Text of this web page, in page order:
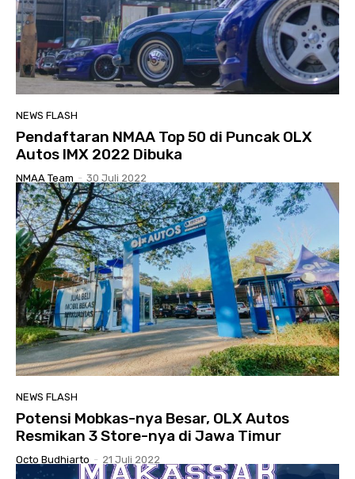
NEWS FLASH
Pendaftaran NMAA Top 50 di Puncak OLX
Autos IMX 2022 Dibuka
NMAA Team - 30 Juli 2022
NEWS FLASH
Potensi Mobkas-nya Besar, OLX Autos
Resmikan 3 Store-nya di Jawa Timur
Octo Budhiarto - 21 Juli 2022